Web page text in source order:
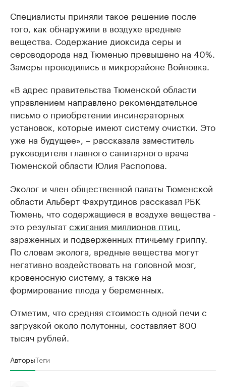
Специалисты приняли такое решение после
того, как обнаружили в воздухе вредные
вещества. Содержание диоксида серы и
сероводорода над Тюменью превышено на 40%.
Замеры проводились в микрорайоне Войновка.
«В адрес правительства Тюменской области
управлением направлено рекомендательное
письмо о приобретении инсинераторных
установок, которые имеют систему очистки. Это
уже на будущее», – рассказала заместитель
руководителя главного санитарного врача
Тюменской области Юлия Распопова.
Эколог и член общественной палаты Тюменской
области Альберт Фахрутдинов рассказал РБК
Тюмень, что содержащиеся в воздухе вещества -
это результатсжигания миллионов птиц,
зараженных и подверженных птичьему гриппу.
По словам эколога, вредные вещества могут
негативно воздействовать на головной мозг,
кровеносную систему, а также на
формирование плода у беременных.
Отметим, что средняя стоимость одной печи с
загрузкой около полутонны, составляет 800
тысяч рублей.
АвторыТеги